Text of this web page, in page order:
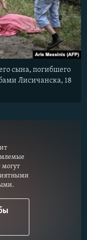
сына, погибшего
Лисичанска, 18